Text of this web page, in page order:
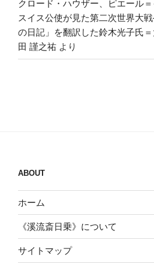
クロード・ハウザー、ピエール
スイス公使が見た第二次世界大
の日記」を翻訳した鈴木光子氏
田 謹之祐 より
ABOUT
ホーム
《溪流斎日乗》について
サイトマップ